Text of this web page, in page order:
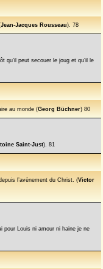
Jean-Jacques Rousseau). 78
qu’il peut secouer le joug et qu’il le
au monde (Georg Büchner) 80
Saint-Just). 81
l’avènement du Christ. (Victor
pour Louis ni amour ni haine je ne